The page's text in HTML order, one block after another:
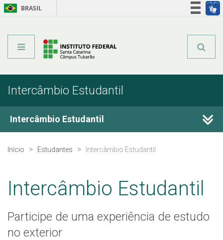
BRASIL
Intercâmbio Estudantil
Intercâmbio Estudantil
Convênios Internacionais
Dupla Titulação
Outros Programas
Início Estudantes Intercâmbio Estudantil
Intercâmbio Estudantil
Participe de uma experiência de estudo
no exterior